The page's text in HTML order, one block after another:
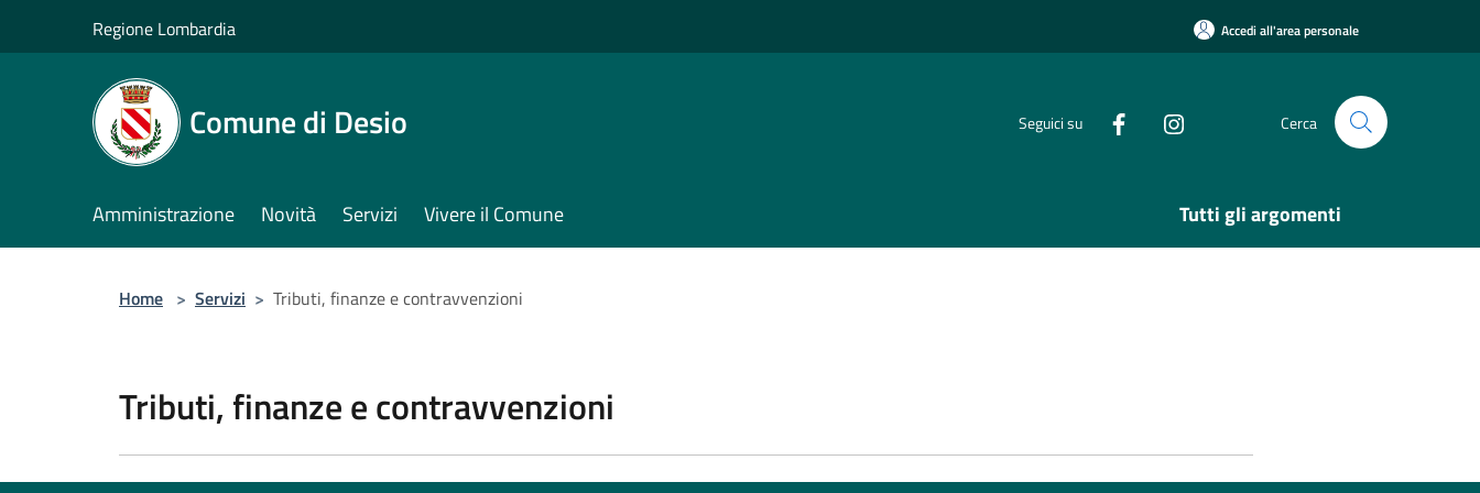
Regione Lombardia Accedi all'area personale
Comune di Desio Seguici su Cerca
Amministrazione Novità Servizi Vivere il Comune Tutti gli argomenti
Home > Servizi > Tributi, finanze e contravvenzioni
Tributi, finanze e contravvenzioni